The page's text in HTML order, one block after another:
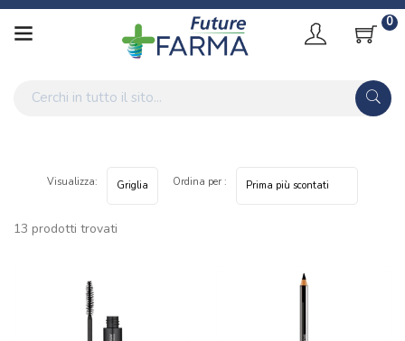
0
13 prodotti trovati
Visualizza: Ordina per :